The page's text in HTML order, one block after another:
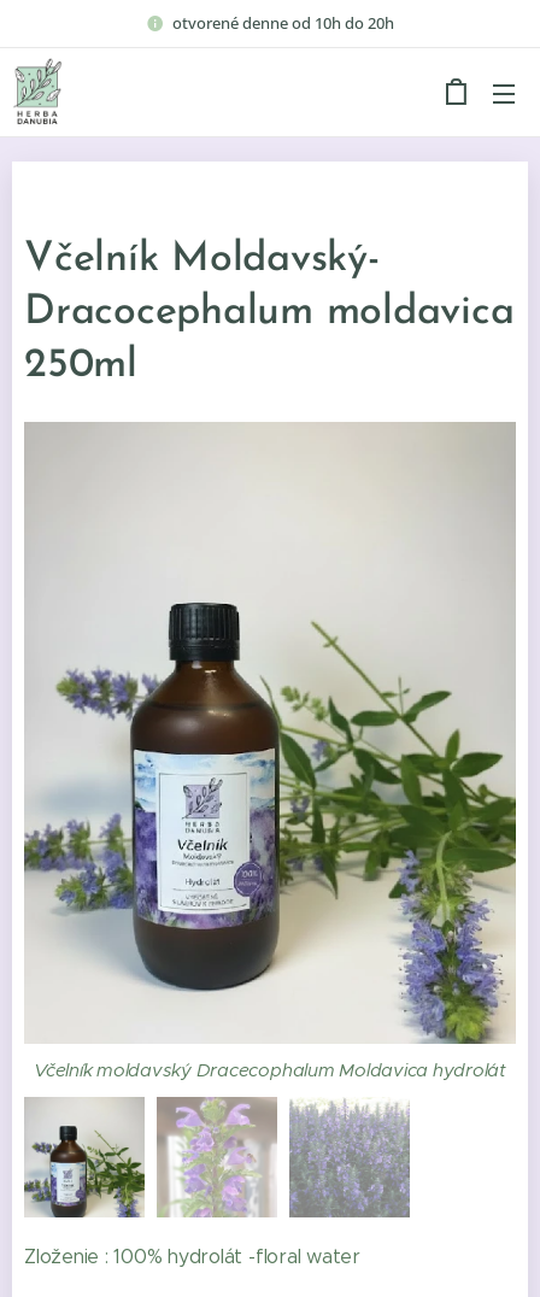
otvorené denne od 10h do 20h
Včelník Moldavský-
Dracocephalum moldavica
250ml
Včelník moldavský Dracecophalum Moldavica hydrolát
Zloženie : 100% hydrolát -floral water